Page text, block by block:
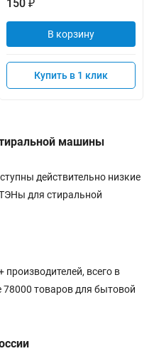
150 ₽
В корзину
Купить в 1 клик
машины
действительно низкие
для стиральной
всего в
78000 товаров для бытовой